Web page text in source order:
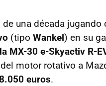
de una década
(tipo Wankel) en su
MX-30 e-Skyactiv R-
motor rotativo a
euros.